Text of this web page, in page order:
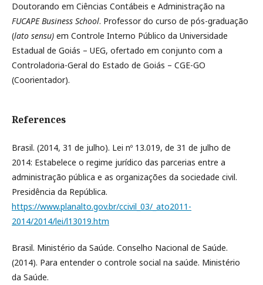
Doutorando em Ciências Contábeis e Administração na
FUCAPEBusiness School. Professor do curso de pós-graduação
(lato sensu) em Controle Interno Público da Universidade
Estadual de Goiás – UEG, ofertado em conjunto com a
Controladoria-Geral do Estado de Goiás – CGE-GO
(Coorientador).
References
Brasil. (2014, 31 de julho). Lei nº 13.019, de 31 de julho de
2014: Estabelece o regime jurídico das parcerias entre a
administração pública e as organizações da sociedade civil.
Presidência da República.
https://www.planalto.gov.br/ccivil_03/_ato2011-
2014/2014/lei/l13019.htm
Brasil. Ministério da Saúde. Conselho Nacional de Saúde.
(2014). Para entender o controle social na saúde. Ministério
da Saúde.